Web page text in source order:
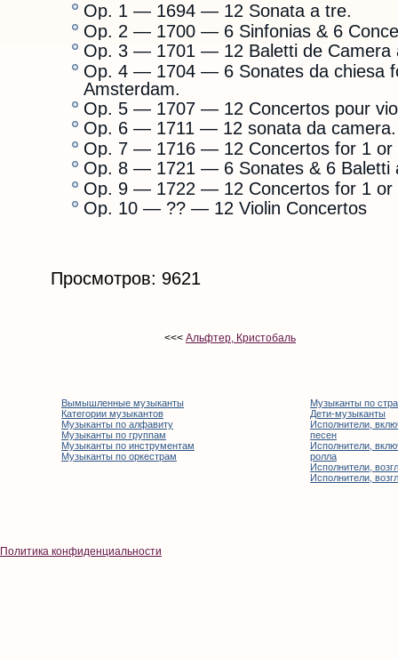
Op. 1 — 1694 — 12 Sonata a tre.
Op. 2 — 1700 — 6 Sinfonias & 6
Op. 3 — 1701 — 12 Baletti de Camera
Op. 4 — 1704 — 6 Sonates da chiesa
Amsterdam.
Op. 5 — 1707 — 12 Concertos pour
Op. 6 — 1711 — 12 sonata da camera.
Op. 7 — 1716 — 12 Concertos for 1 or
Op. 8 — 1721 — 6 Sonates & 6 Baletti
Op. 9 — 1722 — 12 Concertos for 1 or
Op. 10 — ?? — 12 Violin Concertos
Просмотров: 9621
<<< Альфтер, Кристобаль
Вымышленные музыканты
Категории музыкантов
Музыканты по алфавиту
Музыканты по группам
Музыканты по инструментам
Музыканты по оркестрам
Музыканты по
Дети-музыканты
Исполнители,
песен
Исполнители,
ролла
Исполнители,
Исполнители,
Политика конфиденциальности